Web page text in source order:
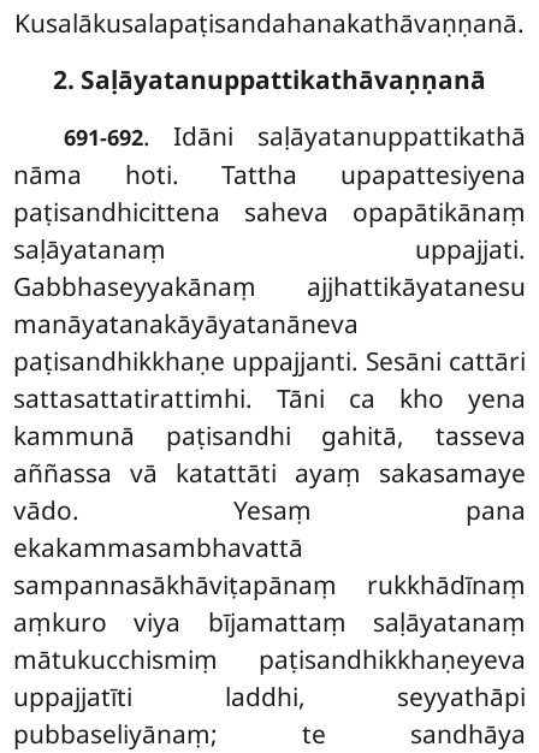
Kusalākusalapaṭisandahanakathāvaṇṇanā.
2. Saḷāyatanuppattikathāvaṇṇanā
691-692. Idāni saḷāyatanuppattikathā
nāma hoti. Tattha upapattesiyena
paṭisandhicittena saheva opapātikānaṃ
saḷāyatanaṃ uppajjati.
Gabbhaseyyakānaṃ ajjhattikāyatanesu
manāyatanakāyāyatanāneva
paṭisandhikkhaṇe uppajjanti. Sesāni cattāri
sattasattatirattimhi. Tāni ca kho yena
kammunā paṭisandhi gahitā, tasseva
aññassa vā katattāti ayaṃ sakasamaye
vādo. Yesaṃ pana
ekakammasambhavattā
sampannasākhāviṭapānaṃ rukkhādīnaṃ
aṃkuro viya bījamattaṃ saḷāyatanaṃ
mātukucchismiṃ paṭisandhikkhaṇeyeva
uppajjatīti laddhi, seyyathāpi
pubbaseliyānaṃ; te sandhāya